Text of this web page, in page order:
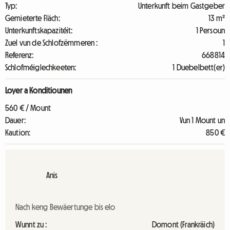
Typ:
Unterkunft beim Gastgeber
Gemieterte Fläch:
13 m²
Unterkunftskapazitéit:
1 Persoun
Zuel vun de Schlofzëmmeren :
1
Referenz:
668814
Schlofméiglechkeeten:
1 Duebelbett(er)
Loyer a Konditiounen
560 € / Mount
Dauer:
Vun 1 Mount un
Kaution:
850 €
Anis
Nach keng Bewäertunge bis elo
Wunnt zu : Domont (Frankräich)